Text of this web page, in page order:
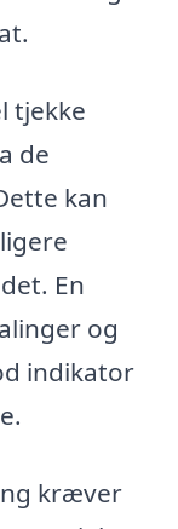
tjekke
de
kan
En
og
indikator
kræver